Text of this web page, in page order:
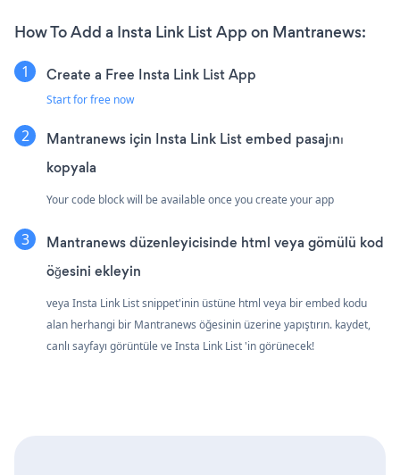
How To Add a Insta Link List App on Mantranews:
Create a Free Insta Link List App
Start for free now
Mantranews için Insta Link List embed pasajını
kopyala
Your code block will be available once you create your app
Mantranews düzenleyicisinde html veya gömülü kod
öğesini ekleyin
veya Insta Link List snippet'inin üstüne html veya bir embed kodu
alan herhangi bir Mantranews öğesinin üzerine yapıştırın. kaydet,
canlı sayfayı görüntüle ve Insta Link List 'in görünecek!